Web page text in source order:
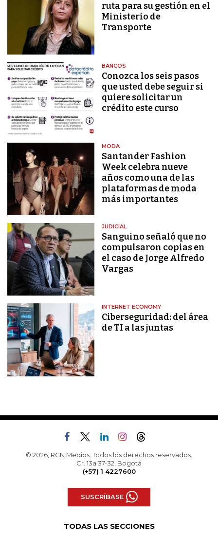
ruta para su gestión en el
Ministerio de
Transporte
BANCOS
Conozca los seis pasos
que usted debe seguir si
quiere solicitar un
crédito este curso
MODA
Santander Fashion
Week celebra nueve
años como una de las
plataformas de moda
más importantes
JUDICIAL
Sanguino señaló que no
compulsaron copias en
el caso de Jorge Alfredo
Vargas
INTERNET ECONOMY
Ciberseguridad: del área
de TI a las juntas
© 2026, RCN Medios. Todos los derechos reservados.
Cr. 13a 37-32, Bogotá
(+57) 1 4227600
SUSCRÍBASE
TODAS LAS SECCIONES